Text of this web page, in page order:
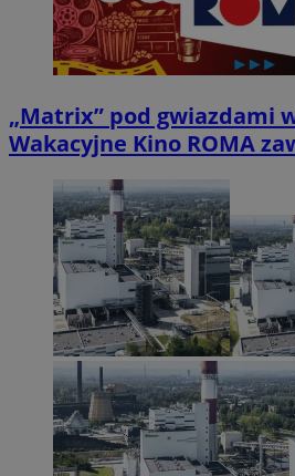
„Matrix” pod gwiazdami
Wakacyjne Kino ROMA